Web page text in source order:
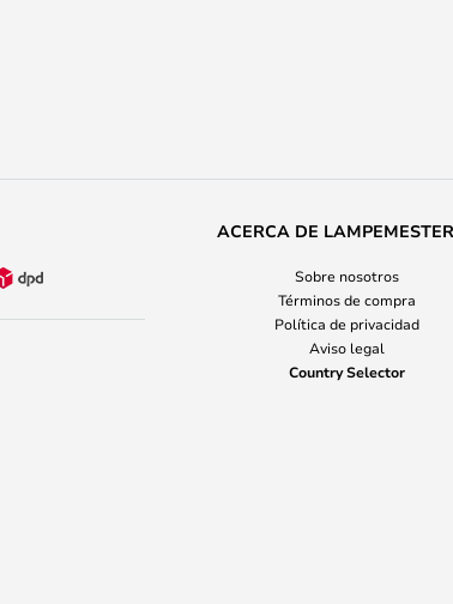
ACERCA DE
Sobre nosotros
Términos de compra
Política de privacidad
Aviso legal
Country Selector